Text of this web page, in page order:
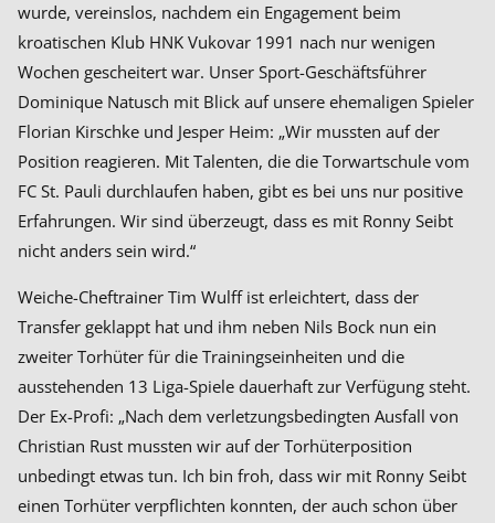
wurde, vereinslos, nachdem ein Engagement beim
kroatischen Klub HNK Vukovar 1991 nach nur wenigen
Wochen gescheitert war. Unser Sport-Geschäftsführer
Dominique Natusch mit Blick auf unsere ehemaligen Spieler
Florian Kirschke und Jesper Heim: „Wir mussten auf der
Position reagieren. Mit Talenten, die die Torwartschule vom
FC St. Pauli durchlaufen haben, gibt es bei uns nur positive
Erfahrungen. Wir sind überzeugt, dass es mit Ronny Seibt
nicht anders sein wird.“
Weiche-Cheftrainer Tim Wulff ist erleichtert, dass der
Transfer geklappt hat und ihm neben Nils Bock nun ein
zweiter Torhüter für die Trainingseinheiten und die
ausstehenden 13 Liga-Spiele dauerhaft zur Verfügung steht.
Der Ex-Profi: „Nach dem verletzungsbedingten Ausfall von
Christian Rust mussten wir auf der Torhüterposition
unbedingt etwas tun. Ich bin froh, dass wir mit Ronny Seibt
einen Torhüter verpflichten konnten, der auch schon über